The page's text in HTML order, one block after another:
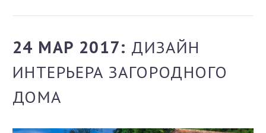
24 МАР 2017: ДИЗАЙН
ИНТЕРЬЕРА ЗАГОРОДНОГО
ДОМА